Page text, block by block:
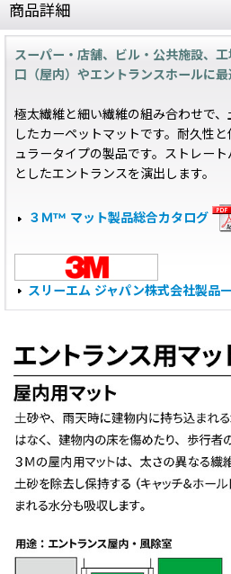
商品詳細
スーパー・店舗、ビル・公共施設、
口（屋内）やエントランスホールに最
極太繊維と細い繊維の組み合わせで
したカーペットマットです。耐久性
ュラータイプの製品です。ストレー
としたエントランスを演出します。
３Ｍ™ マット製品総合カタログ
スリーエム ジャパン株式会社製品